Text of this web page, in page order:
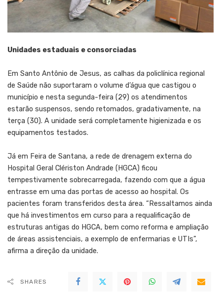
Unidades estaduais e consorciadas
Em Santo Antônio de Jesus, as calhas da policlínica regional
de Saúde não suportaram o volume d’água que castigou o
município e nesta segunda-feira (29) os atendimentos
estarão suspensos, sendo retomados, gradativamente, na
terça (30). A unidade será completamente higienizada e os
equipamentos testados.
Já em Feira de Santana, a rede de drenagem externa do
Hospital Geral Clériston Andrade (HGCA) ficou
tempestivamente sobrecarregada, fazendo com que a água
entrasse em uma das portas de acesso ao hospital. Os
pacientes foram transferidos desta área. “Ressaltamos ainda
que há investimentos em curso para a requalificação de
estruturas antigas do HGCA, bem como reforma e ampliação
de áreas assistenciais, a exemplo de enfermarias e UTIs”,
afirma a direção da unidade.
SHARES